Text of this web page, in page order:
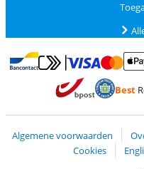
Betalen met Bancontact
Betalen met MasterCard
Best
Algemene voorwaarden
Cookies